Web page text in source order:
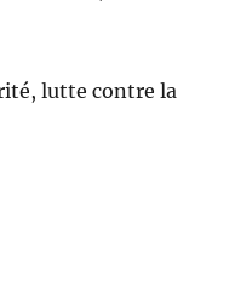
lutte contre la